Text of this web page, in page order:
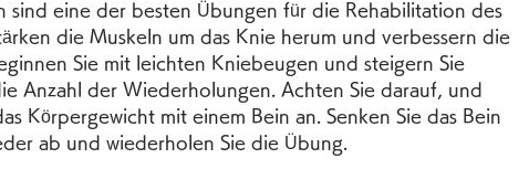
sind eine der besten Übungen für die Rehabilitation des
die Muskeln um das Knie herum und verbessern die
Sie mit leichten Kniebeugen und steigern Sie
Anzahl der Wiederholungen. Achten Sie darauf, und
Körpergewicht mit einem Bein an. Senken Sie das Bein
ab und wiederholen Sie die Übung.